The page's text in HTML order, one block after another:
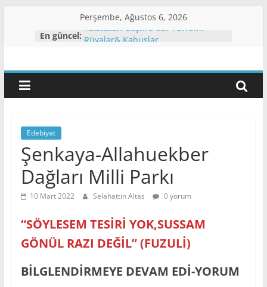
Perşembe, Ağustos 6, 2026
En güncel: Yalakaları deşifre edi-YORUM.
Genel Nüfus Sayımı
Zazalar Kimlerdir
Eğitim
Ve
Bilim
Pınarı
Şenkaya
&
Saklı
Edebiyat
Şenkaya-Allahuekber
Dağları Milli Parkı
10 Mart 2022 Selahattin Altas 0 yorum
“SÖYLESEM TESİRİ YOK,SUSSAM
GÖNÜL RAZI DEĞİL” (FUZULİ)
BİLGLENDİRMEYE DEVAM EDİ-YORUM